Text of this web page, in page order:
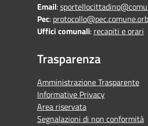
Email:
Pec:
Uffici comunali: recapiti e orari
Trasparenza
Amministrazione Trasparente
Informative Privacy
Area riservata
Segnalazioni di non conformità